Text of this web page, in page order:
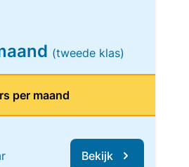
(tweede klas)
per maand
Bekijk